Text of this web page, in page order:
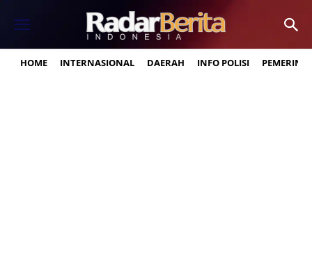
HOME INTERNASIONAL DAERAH INFO POLISI